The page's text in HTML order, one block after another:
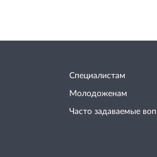
Специалистам
Молодоженам
Часто задаваемые